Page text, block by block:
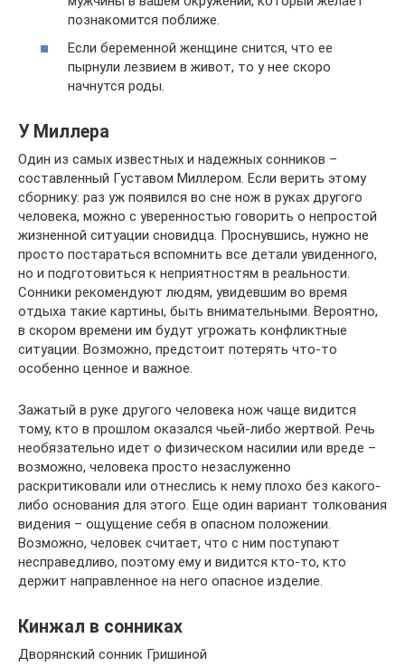
познакомится поближе.
Если беременной женщине снится, что ее
пырнули лезвием в живот, то у нее скоро
начнутся роды.
У Миллера
Один из самых известных и надежных сонников –
составленный Густавом Миллером. Если верить этому
сборнику: раз уж появился во сне нож в руках другого
человека, можно с уверенностью говорить о непростой
жизненной ситуации сновидца. Проснувшись, нужно не
просто постараться вспомнить все детали увиденного,
но и подготовиться к неприятностям в реальности.
Сонники рекомендуют людям, увидевшим во время
отдыха такие картины, быть внимательными. Вероятно,
в скором времени им будут угрожать конфликтные
ситуации. Возможно, предстоит потерять что-то
особенно ценное и важное.
Зажатый в руке другого человека нож чаще видится
тому, кто в прошлом оказался чьей-либо жертвой. Речь
необязательно идет о физическом насилии или вреде –
возможно, человека просто незаслуженно
раскритиковали или отнеслись к нему плохо без какого-
либо основания для этого. Еще один вариант толкования
видения – ощущение себя в опасном положении.
Возможно, человек считает, что с ним поступают
несправедливо, поэтому ему и видится кто-то, кто
держит направленное на него опасное изделие.
Кинжал в сонниках
Дворянский сонник Гришиной